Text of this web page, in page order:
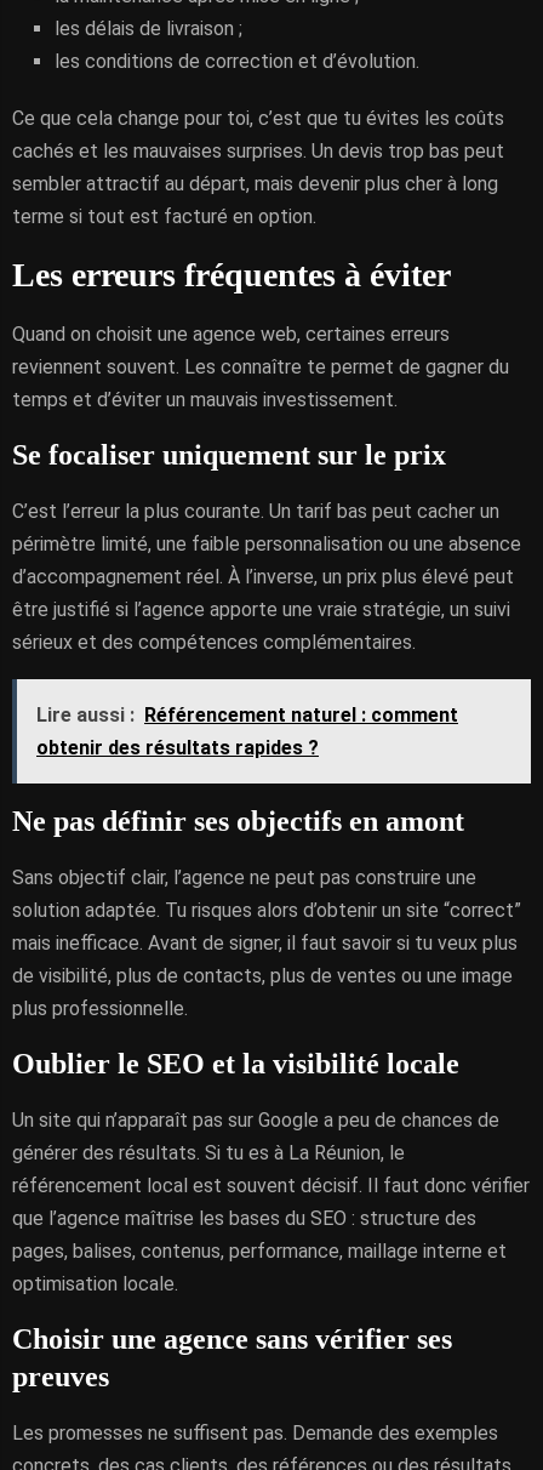
les délais de livraison ;
les conditions de correction et d’évolution.
Ce que cela change pour toi, c’est que tu évites les coûts
cachés et les mauvaises surprises. Un devis trop bas peut
sembler attractif au départ, mais devenir plus cher à long
terme si tout est facturé en option.
Les erreurs fréquentes à éviter
Quand on choisit une agence web, certaines erreurs
reviennent souvent. Les connaître te permet de gagner du
temps et d’éviter un mauvais investissement.
Se focaliser uniquement sur le prix
C’est l’erreur la plus courante. Un tarif bas peut cacher un
périmètre limité, une faible personnalisation ou une absence
d’accompagnement réel. À l’inverse, un prix plus élevé peut
être justifié si l’agence apporte une vraie stratégie, un suivi
sérieux et des compétences complémentaires.
Lire aussi : Référencement naturel : comment
obtenir des résultats rapides ?
Ne pas définir ses objectifs en amont
Sans objectif clair, l’agence ne peut pas construire une
solution adaptée. Tu risques alors d’obtenir un site “correct”
mais inefficace. Avant de signer, il faut savoir si tu veux plus
de visibilité, plus de contacts, plus de ventes ou une image
plus professionnelle.
Oublier le SEO et la visibilité locale
Un site qui n’apparaît pas sur Google a peu de chances de
générer des résultats. Si tu es à La Réunion, le
référencement local est souvent décisif. Il faut donc vérifier
que l’agence maîtrise les bases du SEO : structure des
pages, balises, contenus, performance, maillage interne et
optimisation locale.
Choisir une agence sans vérifier ses
preuves
Les promesses ne suffisent pas. Demande des exemples